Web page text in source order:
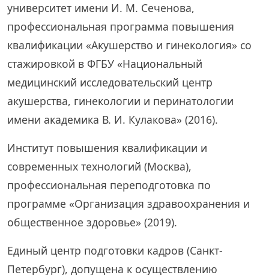
университет имени И. М. Сеченова,
профессиональная программа повышения
квалификации «Акушерство и гинекология» со
стажировкой в ФГБУ «Национальный
медицинский исследовательский центр
акушерства, гинекологии и перинатологии
имени академика В. И. Кулакова» (2016).
Институт повышения квалификации и
современных технологий (Москва),
профессиональная переподготовка по
программе «Организация здравоохранения и
общественное здоровье» (2019).
Единый центр подготовки кадров (Санкт-
Петербург), допущена к осуществлению